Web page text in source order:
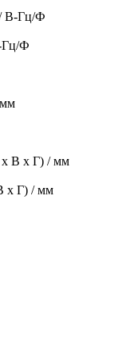
/ В-Гц/Ф
Гц/Ф
х В х Г) / мм
х Г) / мм